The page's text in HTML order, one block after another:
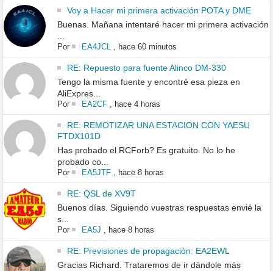
Voy a Hacer mi primera activación POTA y DME
Buenas. Mañana intentaré hacer mi primera activación
...
Por EA4JCL, hace 60 minutos
RE: Repuesto para fuente Alinco DM-330
Tengo la misma fuente y encontré esa pieza en
AliExpres...
Por EA2CF, hace 4 horas
RE: REMOTIZAR UNA ESTACION CON YAESU
FTDX101D
Has probado el RCForb? Es gratuito. No lo he
probado co...
Por EA5JTF, hace 8 horas
RE: QSL de XV9T
Buenos días. Siguiendo vuestras respuestas envié la
s...
Por EA5J , hace 8 horas
RE: Previsiones de propagación: EA2EWL
Gracias Richard. Trataremos de ir dándole más